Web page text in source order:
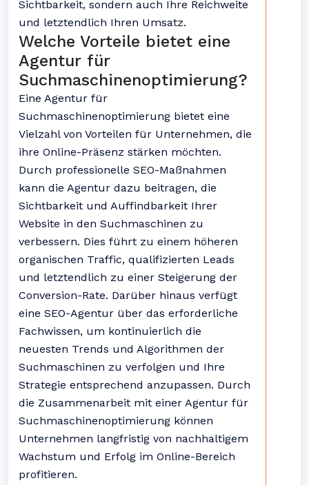
Sichtbarkeit, sondern auch Ihre Reichweite
und letztendlich Ihren Umsatz.
Welche Vorteile bietet eine
Agentur für
Suchmaschinenoptimierung?
Eine Agentur für
Suchmaschinenoptimierung bietet eine
Vielzahl von Vorteilen für Unternehmen, die
ihre Online-Präsenz stärken möchten.
Durch professionelle SEO-Maßnahmen
kann die Agentur dazu beitragen, die
Sichtbarkeit und Auffindbarkeit Ihrer
Website in den Suchmaschinen zu
verbessern. Dies führt zu einem höheren
organischen Traffic, qualifizierten Leads
und letztendlich zu einer Steigerung der
Conversion-Rate. Darüber hinaus verfügt
eine SEO-Agentur über das erforderliche
Fachwissen, um kontinuierlich die
neuesten Trends und Algorithmen der
Suchmaschinen zu verfolgen und Ihre
Strategie entsprechend anzupassen. Durch
die Zusammenarbeit mit einer Agentur für
Suchmaschinenoptimierung können
Unternehmen langfristig von nachhaltigem
Wachstum und Erfolg im Online-Bereich
profitieren.